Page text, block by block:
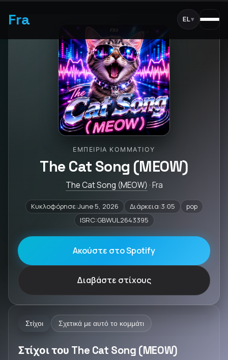
Fra EL▾
ΕΜΠΕΙΡΊΑ ΚΟΜΜΑΤΙΟΎ
The Cat Song (MEOW)
The Cat Song (MEOW) · Fra
Κυκλοφόρησε:June 5, 2026 Διάρκεια:3:05
pop
ISRC:GBWUL2643395
Ακούστε στο Spotify
Διαβάστε στίχους
Στίχοι Σχετικά με αυτό το κομμάτι
Στίχοι του The Cat Song (MEOW)